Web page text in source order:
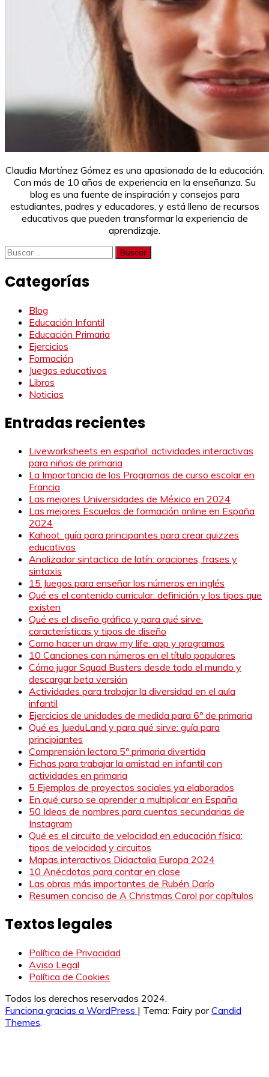
Claudia Martínez Gómez es una apasionada de la educación.
Con más de 10 años de experiencia en la enseñanza. Su
blog es una fuente de inspiración y consejos para
estudiantes, padres y educadores, y está lleno de recursos
educativos que pueden transformar la experiencia de
aprendizaje.
Buscar:
Categorías
Blog
Educación Infantil
Educación Primaria
Ejercicios
Formación
Juegos educativos
Libros
Noticias
Entradas recientes
Liveworksheets en español: actividades interactivas
para niños de primaria
La Importancia de los Programas de curso escolar en
Francia
Las mejores Universidades de México en 2024
Las mejores Escuelas de formación online en España
2024
Kahoot: guía para principantes para crear quizzes
educativos
Analizador sintactico de latín: oraciones, frases y
sintaxis
15 Juegos para enseñar los números en inglés
Qué es el contenido curricular: definición y los tipos que
existen
Qué es el diseño gráfico y para qué sirve:
características y tipos de diseño
Como hacer un draw my life: app y programas
10 Canciones con números en el título populares
Cómo jugar Squad Busters desde todo el mundo y
descargar beta versión
Actividades para trabajar la diversidad en el aula
infantil
Ejercicios de unidades de medida para 6º de primaria
Qué es JueduLand y para qué sirve: guía para
principiantes
Comprensión lectora 5º primaria divertida
Fichas para trabajar la amistad en infantil con
actividades en primaria
5 Ejemplos de proyectos sociales ya elaborados
En qué curso se aprender a multiplicar en España
50 Ideas de nombres para cuentas secundarias de
Instagram
Qué es el circuito de velocidad en educación física:
tipos de velocidad y circuitos
Mapas interactivos Didactalia Europa 2024
10 Anécdotas para contar en clase
Las obras más importantes de Rubén Darío
Resumen conciso de A Christmas Carol por capítulos
Textos legales
Política de Privacidad
Aviso Legal
Política de Cookies
Todos los derechos reservados 2024.
Funciona gracias a WordPress | Tema: Fairy porCandid
Themes.